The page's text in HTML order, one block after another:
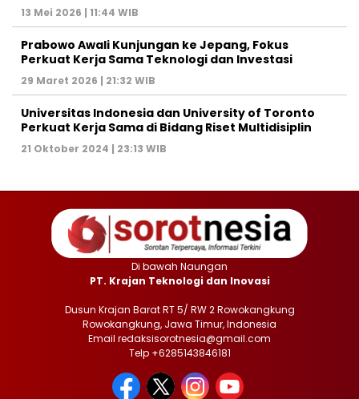
13 Mei 2026 | 11:44 WIB
Prabowo Awali Kunjungan ke Jepang, Fokus
Perkuat Kerja Sama Teknologi dan Investasi
29 Maret 2026 | 21:32 WIB
Universitas Indonesia dan University of Toronto
Perkuat Kerja Sama di Bidang Riset Multidisiplin
21 Oktober 2024 | 23:13 WIB
Di bawah Naungan
PT. Krajan Teknologi dan Inovasi
Dusun Krajan Barat RT 5/ RW 2 Rowokangkung
Rowokangkung, Jawa Timur, Indonesia
Email redaksisorotnesia@gmail.com
Telp +6285143846181